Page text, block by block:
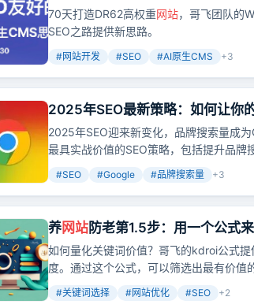
70天打造DR62高权重网站，哥飞团队的
SEO之路提供新思路。
#网站开发 #SEO #AI原生CMS +3
2025年SEO最新策略：如何让你
2025年SEO迎来新变化，品牌搜索量成
最具实战价值的SEO策略，包括提升品
链等，帮助你提升排名，获取更多自然流
#SEO #Google #品牌搜索量 +3
养网站防老第1.5步：用一个公式
犹豫
如何量化关键词价值？哥飞的kdroi公式
度。通过这个公式，可以筛选出最有价值
#关键词选择 #网站优化 #SEO +2